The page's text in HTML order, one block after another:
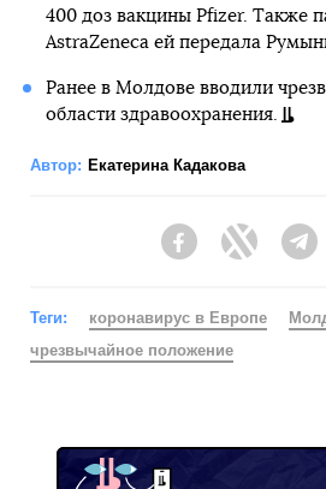
400 доз вакцины Pfizer. Также
AstraZeneca ей передала
Ранее в Молдове вводили
области здравоохранения.
Автор: Екатерина Кадакова
FacebookTwitter
Теги: коронавирус в Европе
чрезвычайное положение